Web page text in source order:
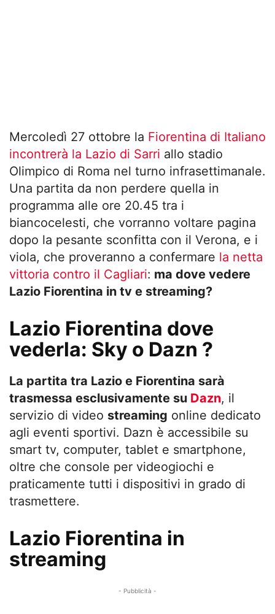
Mercoledì 27 ottobre la Fiorentina di Italiano
incontrerà la Lazio di Sarri allo stadio
Olimpico di Roma nel turno infrasettimanale.
Una partita da non perdere quella in
programma alle ore 20.45 tra i
biancocelesti, che vorranno voltare pagina
dopo la pesante sconfitta con il Verona, e i
viola, che proveranno a confermare la netta
vittoria contro il Cagliari: ma dove vedere
Lazio Fiorentina in tv e streaming?
Lazio Fiorentina dove
vederla: Sky o Dazn ?
La partita tra Lazio e Fiorentina sarà
trasmessa esclusivamente su Dazn, il
servizio di video streaming online dedicato
agli eventi sportivi. Dazn è accessibile su
smart tv, computer, tablet e smartphone,
oltre che console per videogiochi e
praticamente tutti i dispositivi in grado di
trasmettere.
Lazio Fiorentina in
streaming
- Pubblicità -